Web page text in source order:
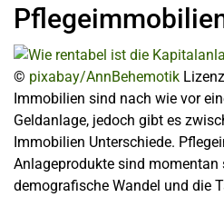
© pixabay/AnnBehemotik
Immobilien sind nach wie vor
Geldanlage, jedoch gibt es
Immobilien Unterschiede.
Anlageprodukte sind momentan
demografische Wandel und die